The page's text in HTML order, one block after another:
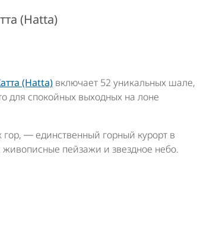
(Hatta)
(Hatta) включает 52 уникальных шале,
для спокойных выходных на лоне
― единственный горный курорт в
пейзажи и звездное небо.